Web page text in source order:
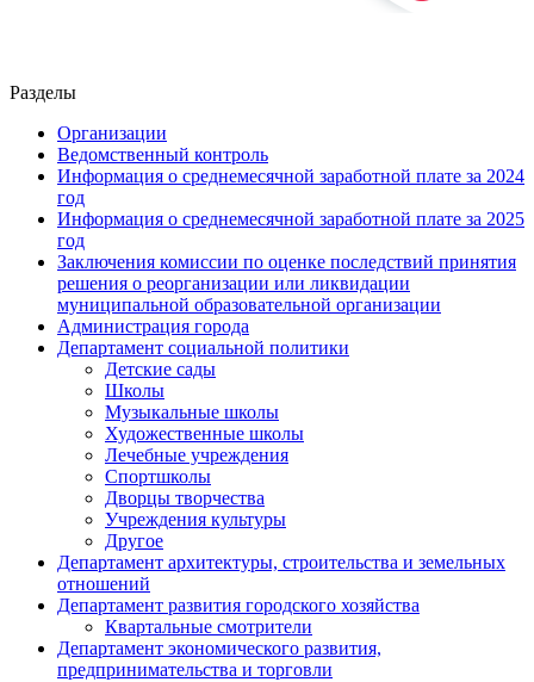
Разделы
Организации
Ведомственный контроль
Информация о среднемесячной заработной плате за 2024
год
Информация о среднемесячной заработной плате за 2025
год
Заключения комиссии по оценке последствий принятия
решения о реорганизации или ликвидации
муниципальной образовательной организации
Администрация города
Департамент социальной политики
Детские сады
Школы
Музыкальные школы
Художественные школы
Лечебные учреждения
Спортшколы
Дворцы творчества
Учреждения культуры
Другое
Департамент архитектуры, строительства и земельных
отношений
Департамент развития городского хозяйства
Квартальные смотрители
Департамент экономического развития,
предпринимательства и торговли